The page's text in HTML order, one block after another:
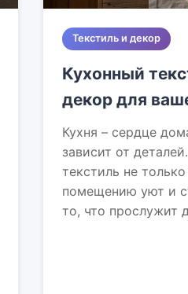
Текстиль и декор
Кухонный
декор для
Кухня – сердце
зависит от
текстиль не
помещению уют и
то, что прослужит